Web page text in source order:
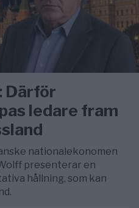
Därför
ledare fram
nationalekonomen
presenterar en
hållning, som kan